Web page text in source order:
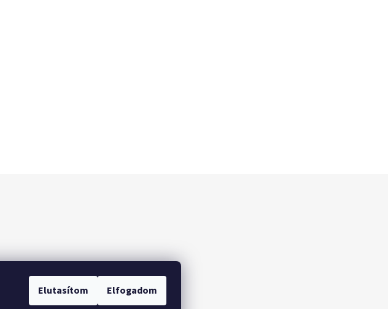
Elutasítom Elfogadom